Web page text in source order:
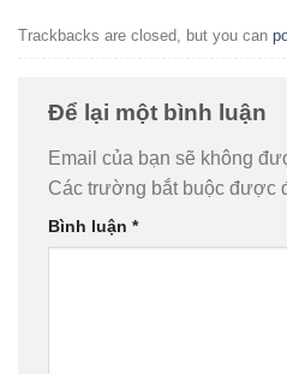
Trackbacks are closed, but you can
Để lại một bình luận
Email của bạn sẽ không
Các trường bắt buộc được
Bình luận *